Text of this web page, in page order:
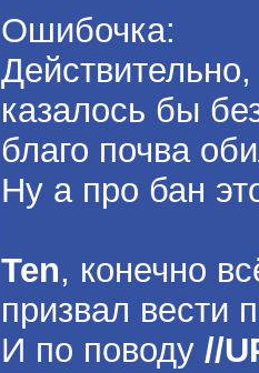
Ошибочка:
казалось бы
благо почва
Ну а про бан
Ten, конечно
призвал вести
И по поводу //